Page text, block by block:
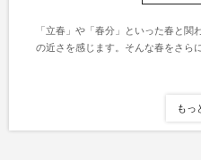
「立春」や「春分」といった春と
の近さを感じます。そんな春をさら
もっ